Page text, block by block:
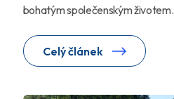
bohatým společenským životem.
Celý článek